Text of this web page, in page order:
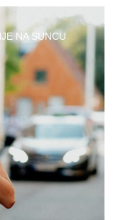
NA SUNCU